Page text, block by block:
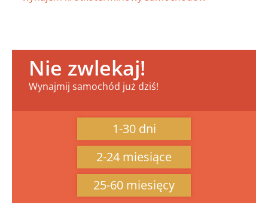
Nie zwlekaj!
Wynajmij samochód już dziś!
1-30 dni
2-24 miesiące
25-60 miesięcy